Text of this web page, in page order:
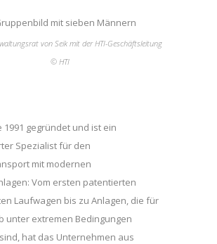
von Seik mit der HTI-Geschäftsleitung
© HTI
1991 gegründet und ist ein
Spezialist für den
mit modernen
Vom ersten patentierten
Laufwagen bis zu Anlagen, die für
unter extremen Bedingungen
hat das Unternehmen aus